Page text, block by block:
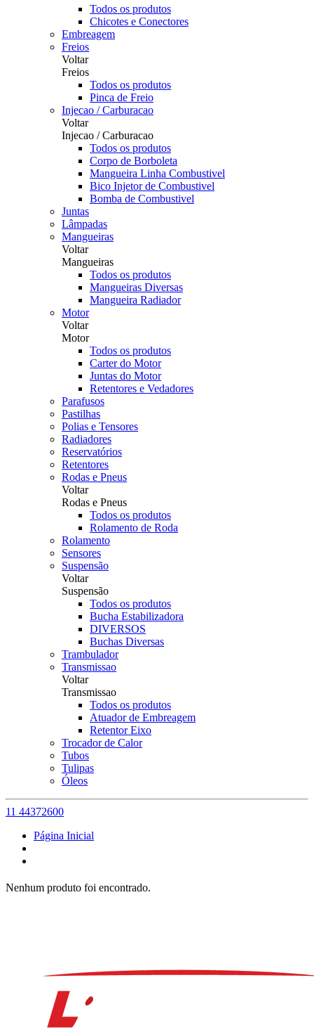
Todos os produtos
Chicotes e Conectores
Embreagem
Freios
Voltar
Freios
Todos os produtos
Pinca de Freio
Injecao / Carburacao
Voltar
Injecao / Carburacao
Todos os produtos
Corpo de Borboleta
Mangueira Linha Combustivel
Bico Injetor de Combustivel
Bomba de Combustivel
Juntas
Lâmpadas
Mangueiras
Voltar
Mangueiras
Todos os produtos
Mangueiras Diversas
Mangueira Radiador
Motor
Voltar
Motor
Todos os produtos
Carter do Motor
Juntas do Motor
Retentores e Vedadores
Parafusos
Pastilhas
Polias e Tensores
Radiadores
Reservatórios
Retentores
Rodas e Pneus
Voltar
Rodas e Pneus
Todos os produtos
Rolamento de Roda
Rolamento
Sensores
Suspensão
Voltar
Suspensão
Todos os produtos
Bucha Estabilizadora
DIVERSOS
Buchas Diversas
Trambulador
Transmissao
Voltar
Transmissao
Todos os produtos
Atuador de Embreagem
Retentor Eixo
Trocador de Calor
Tubos
Tulipas
Óleos
11 44372600
Página Inicial
Nenhum produto foi encontrado.